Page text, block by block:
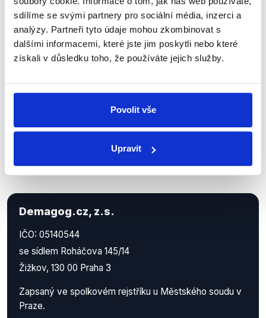
sdílíme se svými partnery pro sociální média, inzerci a
analýzy. Partneři tyto údaje mohou zkombinovat s
dalšími informacemi, které jste jim poskytli nebo které
získali v důsledku toho, že používáte jejich služby.
Povolit vše
Upravit
Nenechte si ujít nejnovější události
z Demagog.cz. Sdílením našich
příspěvků přátelům podpoříte naši
práci.
Demagog.cz, z.s.
IČO: 05140544
se sídlem Roháčova 145/14
Žižkov, 130 00 Praha 3
Zapsaný ve spolkovém rejstříku u Městského soudu v
Praze.